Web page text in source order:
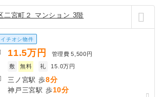
二宮町２ マンション 3階
イチオシ物件
11.5万円 管理費 5,500円
敷
無料 礼 15.0万円
三ノ宮駅 歩8分
神戸三宮駅 歩10分